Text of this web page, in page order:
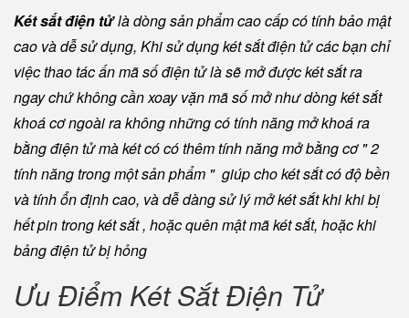
Két sắt điện tửlà dòng sản phẩm cao cấp có tính bảo mật
cao và dễ sử dụng, Khi sử dụng két sắt điện tử các bạn chỉ
việc thao tác ấn mã số điện tử là sẽ mở được két sắt ra
ngay chứ không cần xoay vặn mã số mở như dòng két sắt
khoá cơ ngoài ra không những có tính năng mở khoá ra
bằng điện tử mà két có có thêm tính năng mở bằng cơ " 2
tính năng trong một sản phẩm " giúp cho két sắt có độ bền
và tính ổn định cao, và dễ dàng sử lý mở két sắt khi khi bị
hết pin trong két sắt , hoặc quên mật mã két sắt, hoặc khi
bảng điện tử bị hỏng
Ưu Điểm Két Sắt Điện Tử